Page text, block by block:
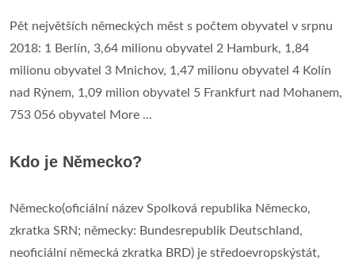
Pět největších německých měst s počtem obyvatel v srpnu
2018: 1 Berlín, 3,64 milionu obyvatel 2 Hamburk, 1,84
milionu obyvatel 3 Mnichov, 1,47 milionu obyvatel 4 Kolín
nad Rýnem, 1,09 milion obyvatel 5 Frankfurt nad Mohanem,
753 056 obyvatel More ...
Kdo je Německo?
Německo(oficiální název Spolková republika Německo,
zkratka SRN; německy: Bundesrepublik Deutschland,
neoficiální německá zkratka BRD) je středoevropskýstát,